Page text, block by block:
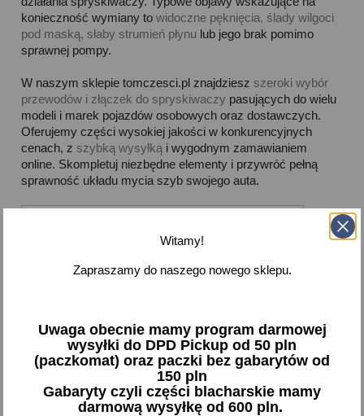
konieczność wymiany towidoczne pęknięcia, ślady wilgoci
pod maską, słaby strumień płynu lub jego brak pomimo
sprawnej pompy.
W naszym sklepie tomczesci.pl znajdzieszszeroki wybór
przewodów i złączek do spryskiwaczy pasujących do wielu
modeli i marek pojazdów osobowych oraz dostawczych.
Oferujemy części wysokiej jakości w konkurencyjnych
cenach, zszybką wysyłką i wygodnym zamawianiem
online. Skompletuj niezbędne elementy i przywróć pełną
sprawność układu mycia szyb swojego auta.

Witamy!
Zapraszamy do naszego nowego sklepu.
Uwaga obecnie mamy program darmowej
wysyłki do DPD Pickup od 50 pln
(paczkomat) oraz paczki bez gabarytów od
150 pln
Gabaryty czyli części blacharskie mamy
darmową wysyłkę od 600 pln.